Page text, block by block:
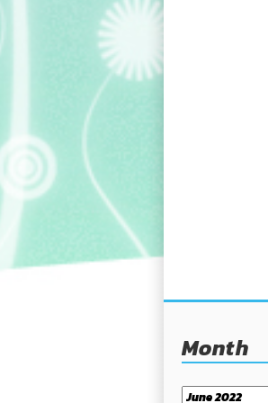
Month
Month